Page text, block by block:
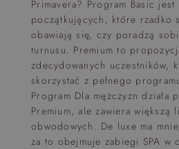
Primavera? Program Basic
początkujących, które rzadko
obawiają się, czy poradzą
turnusu. Premium to
zdecydowanych uczestników,
skorzystać z pełnego
Program Dla mężczyzn działa
Premium, ale zawiera większą
obwodowych. De luxe ma
za to obejmuje zabiegi SPA w